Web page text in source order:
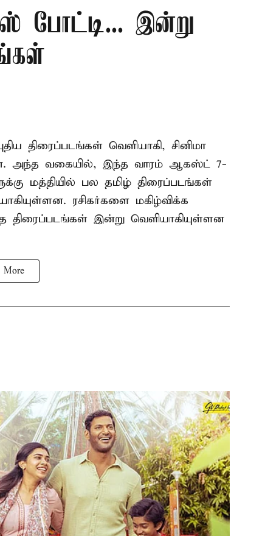
போட்டி... இன்று
திரைப்படங்கள் வெளியாகி, சினிமா
அந்த வகையில், இந்த வாரம் ஆகஸ்ட் 7-
மத்தியில் பல தமிழ் திரைப்படங்கள்
ரசிகர்களை மகிழ்விக்க
திரைப்படங்கள் இன்று வெளியாகியுள்ளன
More